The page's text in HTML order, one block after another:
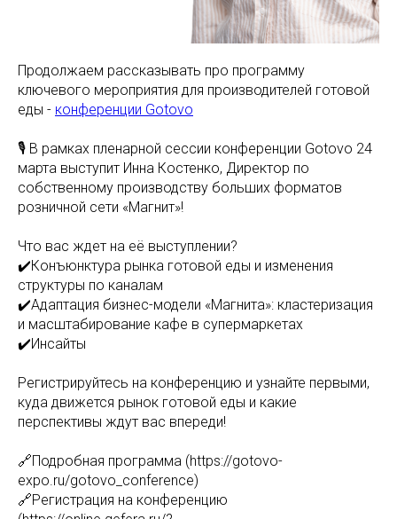
Продолжаем рассказывать про программу
ключевого мероприятия для производителей готовой
еды - конференции Gotovo
🎙 В рамках пленарной сессии конференции Gotovo 24
марта выступит Инна Костенко, Директор по
собственному производству больших форматов
розничной сети «Магнит»!
Что вас ждет на её выступлении?
✔️Конъюнктура рынка готовой еды и изменения
структуры по каналам
✔️Адаптация бизнес-модели «Магнита»: кластеризация
и масштабирование кафе в супермаркетах
✔️Инсайты
Регистрируйтесь на конференцию и узнайте первыми,
куда движется рынок готовой еды и какие
перспективы ждут вас впереди!
🔗Подробная программа (https://gotovo-
expo.ru/gotovo_conference)
🔗Регистрация на конференцию